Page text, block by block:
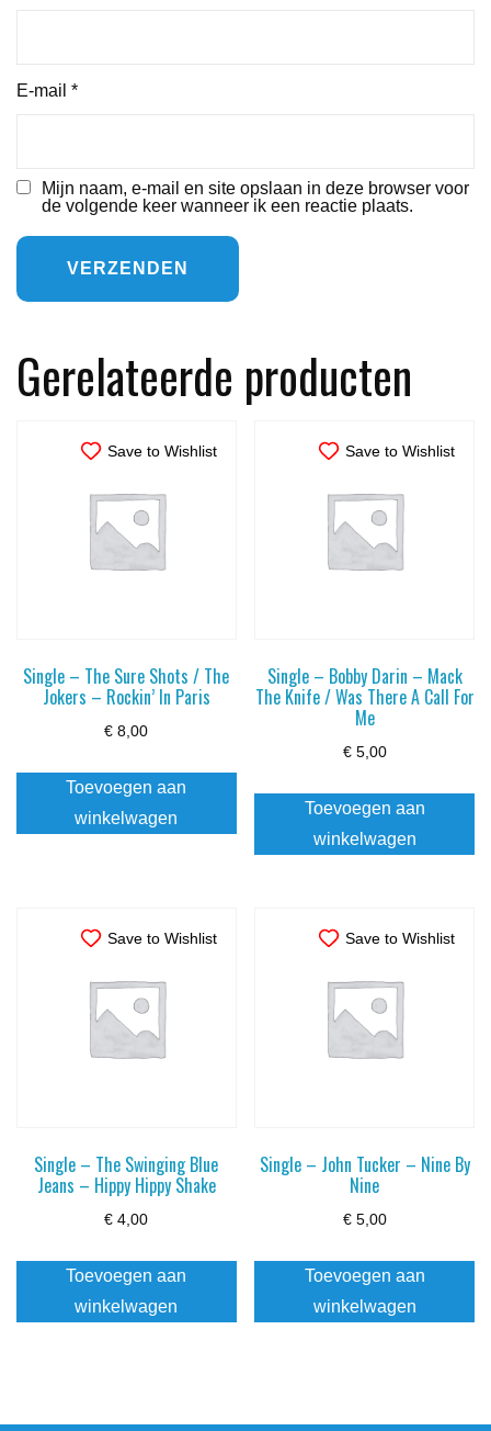
E-mail *
Mijn naam, e-mail en site opslaan in deze browser voor
de volgende keer wanneer ik een reactie plaats.
Gerelateerde producten
Save to Wishlist
Single – The Sure Shots / The
Jokers – Rockin’ In Paris
€ 8,00
Toevoegen aan
winkelwagen
Save to Wishlist
Single – Bobby Darin – Mack
The Knife / Was There A Call For
Me
€5,00
Toevoegen aan
winkelwagen
Save to Wishlist
Single – The Swinging Blue
Jeans – Hippy Hippy Shake
€ 4,00
Toevoegen aan
winkelwagen
Save to Wishlist
Single – John Tucker – Nine By
Nine
€5,00
Toevoegen aan
winkelwagen